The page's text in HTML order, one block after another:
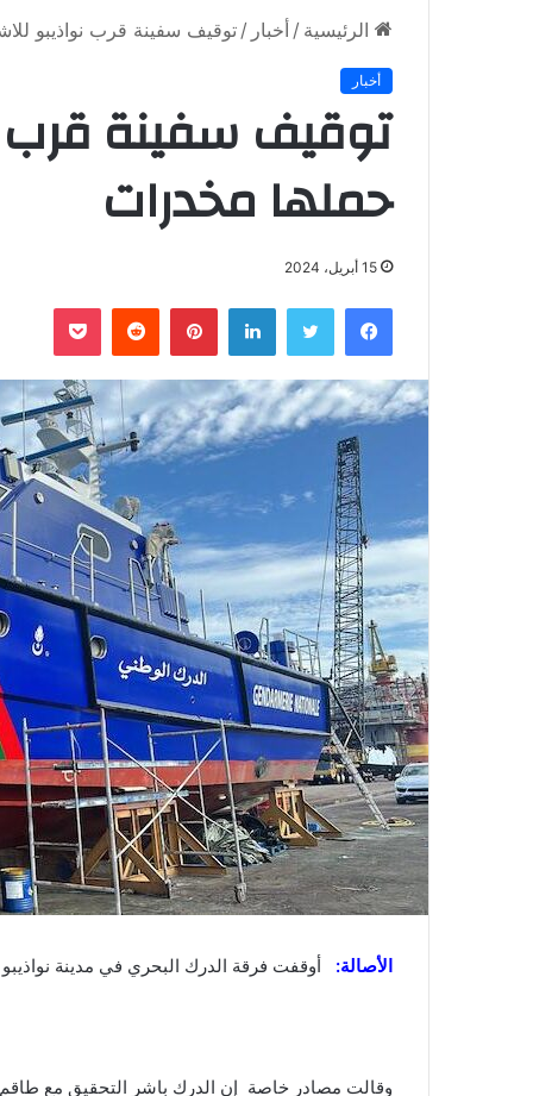
الرئيسية / أخبار / توقيف سفينة قرب نواذيبو
أخبار
توقيف سفينة قرب
حملها مخدرات
15 أبريل، 2024
فيسبوك لينكدإن بينتيريست
الأصالة: أوقفت فرقة الدرك البحري في مدينة
وقالت مصادر خاصة إن الدرك باشر التحقيق مع طاقم